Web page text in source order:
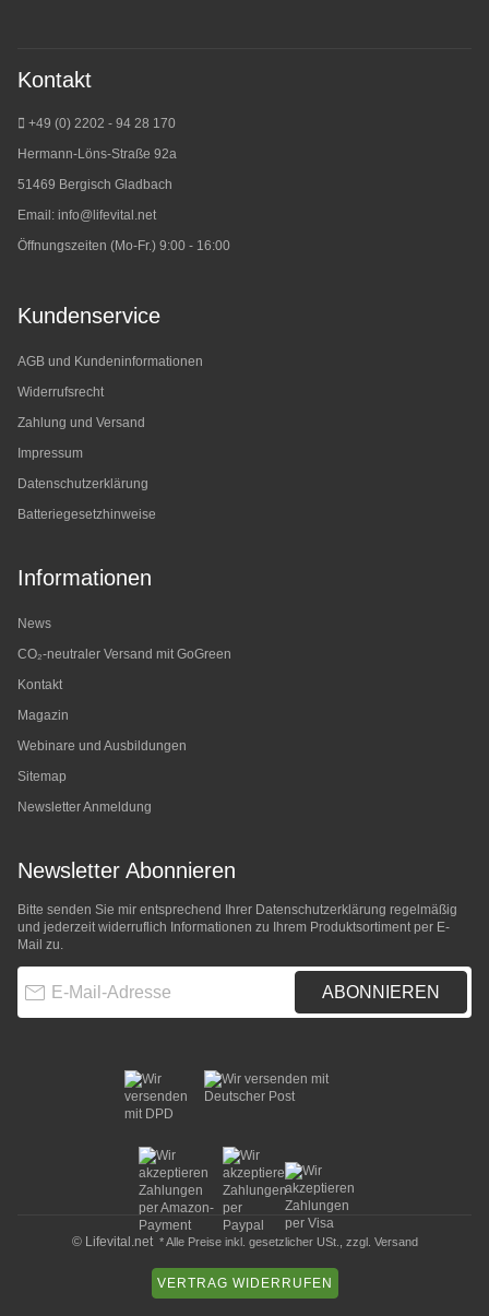
Kontakt
+49 (0) 2202 - 94 28 170
Hermann-Löns-Straße 92a
51469 Bergisch Gladbach
Email: info@lifevital.net
Öffnungszeiten (Mo-Fr.) 9:00 - 16:00
Kundenservice
AGB und Kundeninformationen
Widerrufsrecht
Zahlung und Versand
Impressum
Datenschutzerklärung
Batteriegesetzhinweise
Informationen
News
CO₂-neutraler Versand mit GoGreen
Kontakt
Magazin
Webinare und Ausbildungen
Sitemap
Newsletter Anmeldung
Newsletter Abonnieren
Bitte senden Sie mir entsprechend Ihrer Datenschutzerklärung regelmäßig
und jederzeit widerruflich Informationen zu Ihrem Produktsortiment per E-
Mail zu.
ABONNIEREN
© Lifevital.net* Alle Preise inkl. gesetzlicher USt., zzgl. Versand
VERTRAG WIDERRUFEN